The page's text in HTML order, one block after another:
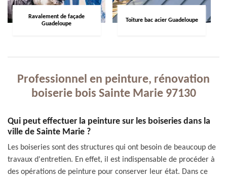
Ravalement de façade
Guadeloupe
Toiture bac acier Guadeloupe
Professionnel en peinture, rénovation
boiserie bois Sainte Marie 97130
Qui peut effectuer la peinture sur les boiseries dans la
ville de Sainte Marie ?
Les boiseries sont des structures qui ont besoin de beaucoup de
travaux d'entretien. En effet, il est indispensable de procéder à
des opérations de peinture pour conserver leur état. Dans ce